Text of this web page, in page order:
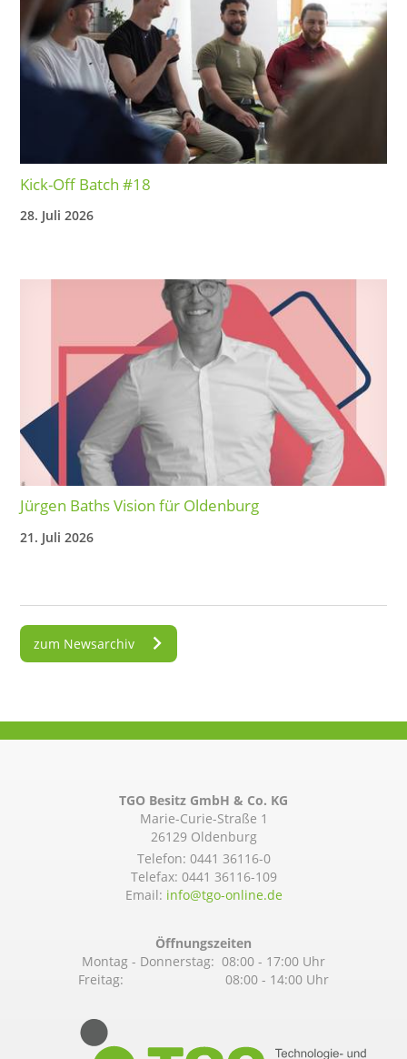
Kick-Off Batch #18
28. Juli 2026
Jürgen Baths Vision für Oldenburg
21. Juli 2026
zum Newsarchiv
TGO Besitz GmbH & Co. KG
Marie-Curie-Straße 1
26129 Oldenburg
Telefon: 0441 36116-0
Telefax: 0441 36116-109
Email: info@­tgo-online.de
Öffnungszeiten
Montag - Donnerstag: 08:00 - 17:00 Uhr
Freitag: 08:00 - 14:00 Uhr